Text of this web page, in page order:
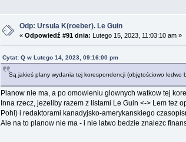
Odp: Ursula K(roeber). Le Guin
« Odpowiedź #91 dnia: Lutego 15, 2023, 11:03:10 am »
Cytat: Q w Lutego 14, 2023, 09:16:00 pm
Są jakieś plany wydania tej korespondencji (objętościowo ledwo
Planow nie ma, a po omowieniu glownych watkow tej
Inna rzecz, jezeliby razem z listami Le Guin <-> Lem tez
Pohl) i redaktorami kanadyjsko-amerykanskiego
Ale na to planow nie ma - i nie latwo bedzie znalezc